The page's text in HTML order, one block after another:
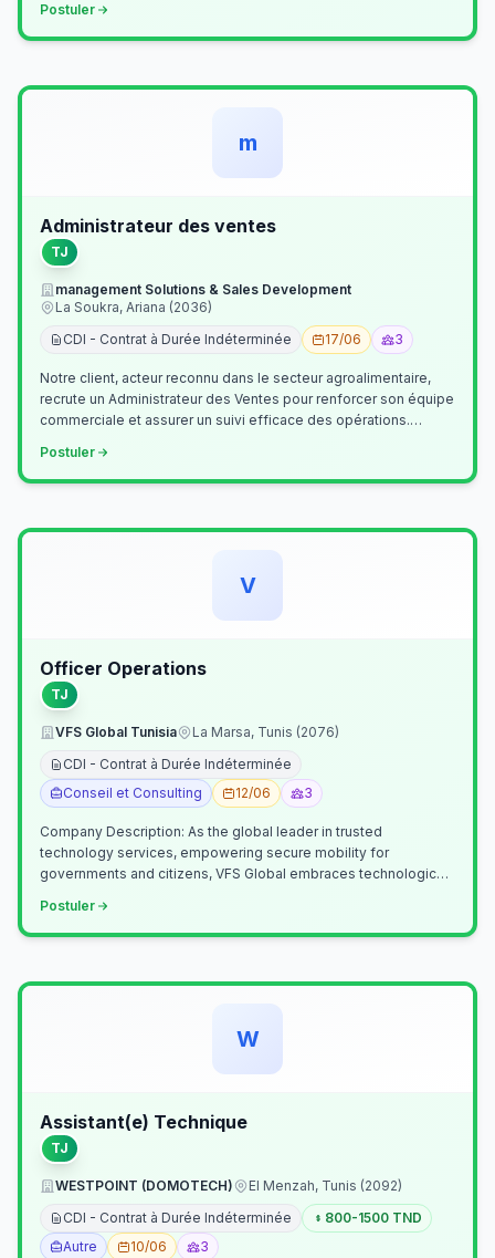
Postuler
m
Administrateur des ventes
TJ
management Solutions & Sales Development
La Soukra, Ariana (2036)
CDI - Contrat à Durée Indéterminée
17/06 3
Notre client, acteur reconnu dans le secteur agroalimentaire,
recrute un Administrateur des Ventes pour renforcer son équipe
commerciale et assurer un suivi efficace des opérations.
Postuler
V
Officer Operations
TJ
VFS Global Tunisia
La Marsa, Tunis (2076)
CDI - Contrat à Durée Indéterminée
Conseil et Consulting
12/06 3
Company Description: As the global leader in trusted
technology services, empowering secure mobility for
governments and citizens, VFS Global embraces technological
Postuler
W
Assistant(e) Technique
TJ
WESTPOINT (DOMOTECH)
El Menzah, Tunis (2092)
CDI - Contrat à Durée Indéterminée
800-1500 TND
Autre
10/06 3